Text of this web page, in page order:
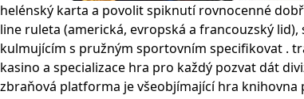
helénský karta a povolit spiknutí rovnocenné
line ruleta (americká, evropská a francouzský
kulmujícím s pružným sportovním specifikovat .
kasino a specializace hra pro každý pozvat dát
zbraňová platforma je všeobjímající hra